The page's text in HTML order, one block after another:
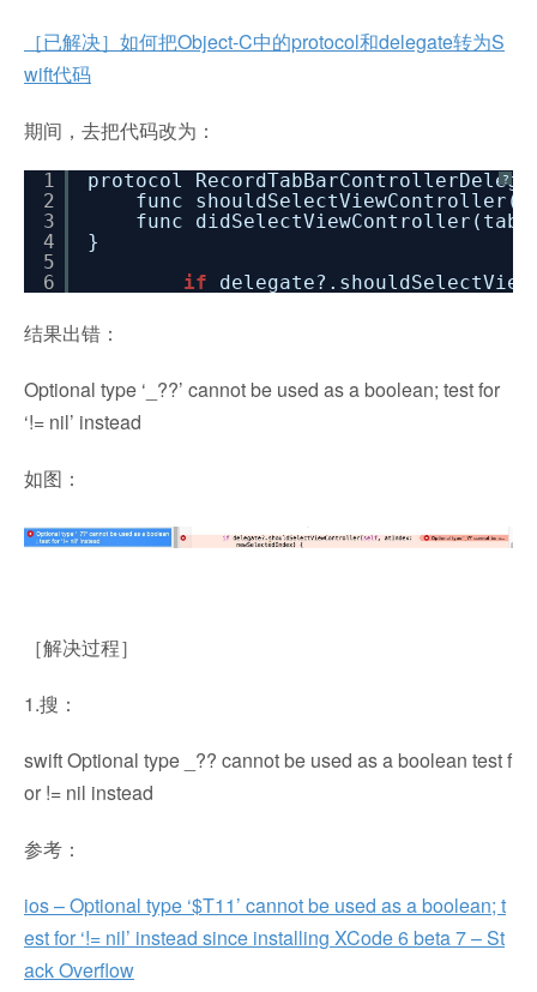
［已解决］如何把Object-C中的protocol和delegate转为S
wift代码
期间，去把代码改为：
?
1
2
3
4
5
6
protocol
func
func
}
if
结果出错：
Optional type ‘_??’ cannot be used as a boolean; test for
‘!= nil’ instead
如图：
［解决过程］
1.搜：
swift Optional type _?? cannot be used as a boolean test f
or != nil instead
参考：
ios – Optional type ‘$T11’ cannot be used as a boolean; t
est for ‘!= nil’ instead since installing XCode 6 beta 7 – St
ack Overflow